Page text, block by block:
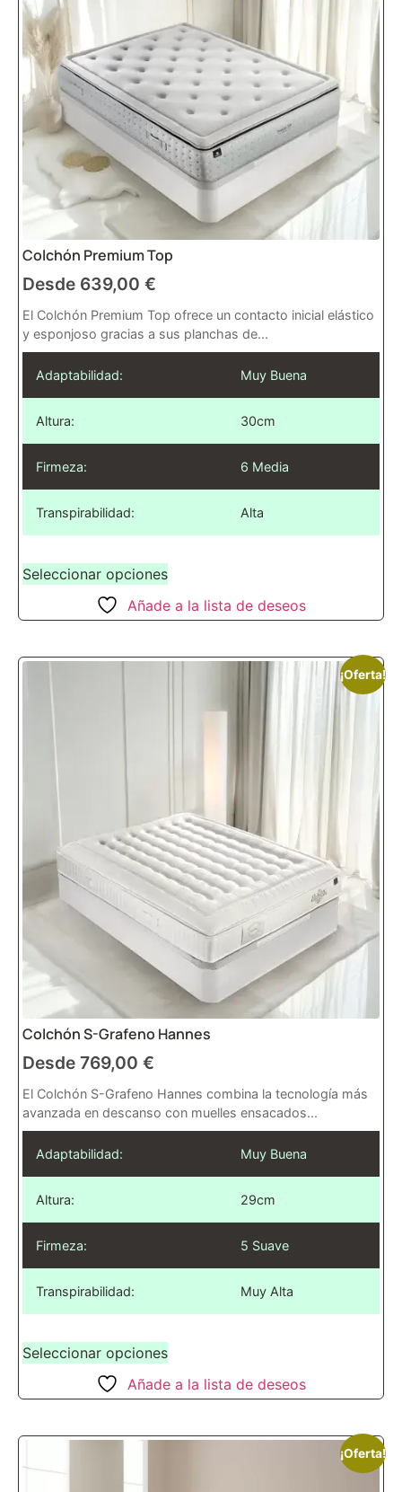
Colchón Premium Top
Desde 639,00 €
El Colchón Premium Top ofrece un contacto inicial elástico
y esponjoso gracias a sus planchas de...
Adaptabilidad: Muy Buena
Altura: 30cm
Firmeza: 6 Media
Transpirabilidad: Alta
Seleccionar opciones
Añade a la lista de deseos
¡Oferta!
Colchón S-Grafeno Hannes
Desde 769,00 €
El Colchón S-Grafeno Hannes combina la tecnología más
avanzada en descanso con muelles ensacados...
Adaptabilidad: Muy Buena
Altura: 29cm
Firmeza: 5 Suave
Transpirabilidad: Muy Alta
Seleccionar opciones
Añade a la lista de deseos
¡Oferta!